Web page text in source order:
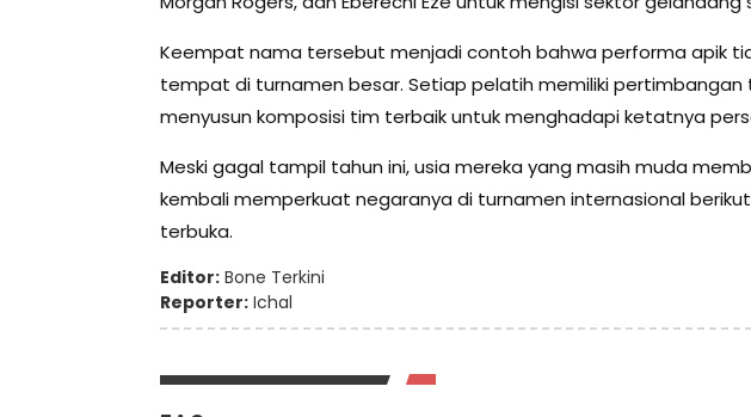
Keempat nama tersebut menjadi contoh bahwa performa apik
tempat di turnamen besar. Setiap pelatih memiliki pertimbangan
menyusun komposisi tim terbaik untuk menghadapi ketatnya
Meski gagal tampil tahun ini, usia mereka yang masih muda
kembali memperkuat negaranya di turnamen internasional
terbuka.
Editor: Bone Terkini
Reporter: Ichal